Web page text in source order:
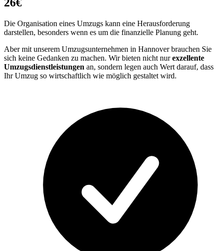
26€
Die Organisation eines Umzugs kann eine Herausforderung
darstellen, besonders wenn es um die finanzielle Planung geht.
Aber mit unserem Umzugsunternehmen in Hannover brauchen Sie
sich keine Gedanken zu machen. Wir bieten nicht nurexzellente
Umzugsdienstleistungen an, sondern legen auch Wert darauf, dass
Ihr Umzug so wirtschaftlich wie möglich gestaltet wird.